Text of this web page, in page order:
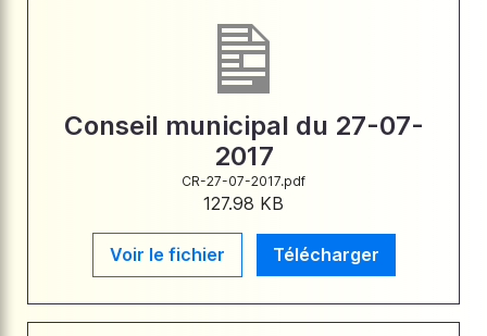
Conseil municipal du 27-07-
2017
CR-27-07-2017.pdf
127.98 KB
Voir le fichier Télécharger